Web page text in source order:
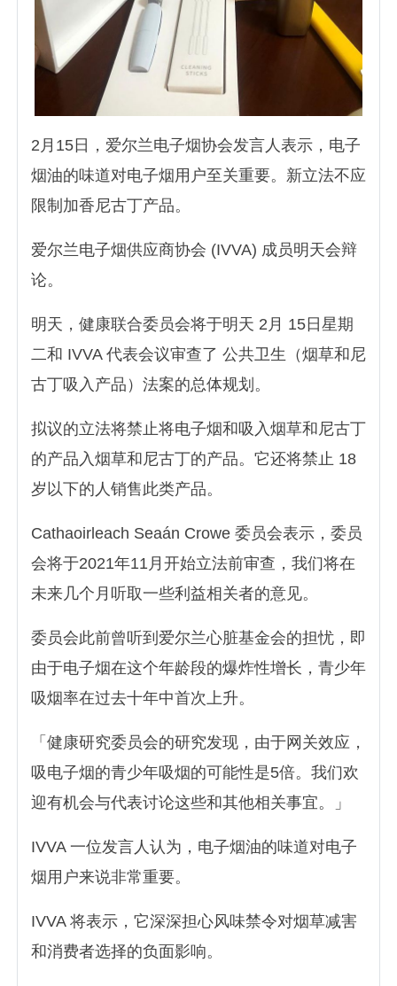
2月15日，爱尔兰电子烟协会发言人表示，电子
烟油的味道对电子烟用户至关重要。新立法不应
限制加香尼古丁产品。
爱尔兰电子烟供应商协会 (IVVA) 成员明天会辩
论。
明天，健康联合委员会将于明天 2月 15日星期
二和 IVVA 代表会议审查了 公共卫生（烟草和尼
古丁吸入产品）法案的总体规划。
拟议的立法将禁止将电子烟和吸入烟草和尼古丁
的产品入烟草和尼古丁的产品。它还将禁止 18
岁以下的人销售此类产品。
Cathaoirleach Seaán Crowe 委员会表示，委员
会将于2021年11月开始立法前审查，我们将在
未来几个月听取一些利益相关者的意见。
委员会此前曾听到爱尔兰心脏基金会的担忧，即
由于电子烟在这个年龄段的爆炸性增长，青少年
吸烟率在过去十年中首次上升。
「健康研究委员会的研究发现，由于网关效应，
吸电子烟的青少年吸烟的可能性是5倍。我们欢
迎有机会与代表讨论这些和其他相关事宜。」
IVVA 一位发言人认为，电子烟油的味道对电子
烟用户来说非常重要。
IVVA 将表示，它深深担心风味禁令对烟草减害
和消费者选择的负面影响。